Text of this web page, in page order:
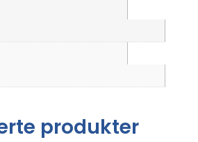
produkter